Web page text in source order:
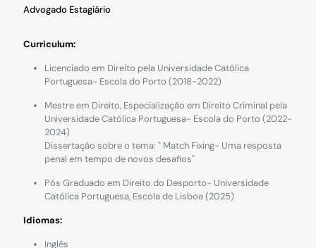
Advogado Estagiário
Curriculum:
Licenciado em Direito pela Universidade Católica
Portuguesa- Escola do Porto (2018-2022)
Mestre em Direito, Especialização em Direito Criminal pela
Universidade Católica Portuguesa- Escola do Porto (2022-
2024)
Dissertação sobre o tema: " Match Fixing- Uma resposta
penal em tempo de novos desafios"
Pós Graduado em Direito do Desporto- Universidade
Católica Portuguesa, Escola de Lisboa (2025)
Idiomas:
Inglês